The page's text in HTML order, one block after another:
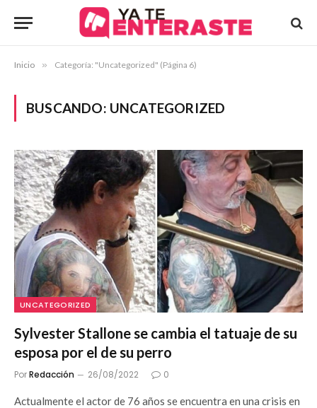
Inicio » Categoría: "Uncategorized" (Página 6)
BUSCANDO: UNCATEGORIZED
UNCATEGORIZED
Sylvester Stallone se cambia el tatuaje de su
esposa por el de su perro
PorRedacción 26/08/2022 0
Actualmente el actor de 76 años se encuentra en una crisis en